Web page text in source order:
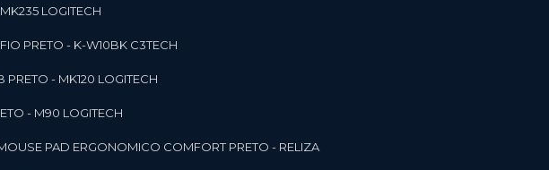
LOGITECH
PRETO - K-W10BK C3TECH
PRETO - MK120 LOGITECH
- M90 LOGITECH
MOUSE PAD ERGONOMICO COMFORT PRETO - RELIZA